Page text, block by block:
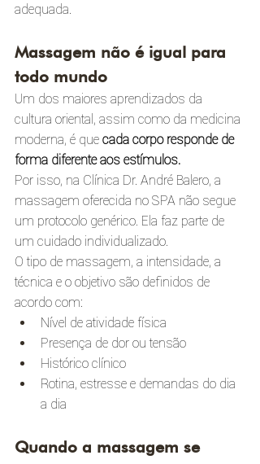
adequada.
Massagem não é igual para
todo mundo
Um dos maiores aprendizados da
cultura oriental, assim como da medicina
moderna, é que cada corpo responde de
forma diferente aos estímulos.
Por isso, na Clínica Dr. André Balero, a
massagem oferecida no SPA não segue
um protocolo genérico. Ela faz parte de
um cuidado individualizado.
O tipo de massagem, a intensidade, a
técnica e o objetivo são definidos de
acordo com:
Nível de atividade física
Presença de dor ou tensão
Histórico clínico
Rotina, estresse e demandas do dia
a dia
Quando a massagem se